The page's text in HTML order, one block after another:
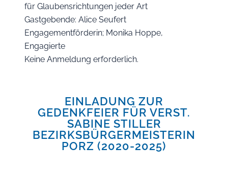
für Glaubensrichtungen jeder Art
Gastgebende: Alice Seufert
Engagementförderin; Monika Hoppe,
Engagierte
Keine Anmeldung erforderlich.
EINLADUNG ZUR
GEDENKFEIER FÜR VERST.
SABINE STILLER
BEZIRKSBÜRGERMEISTERIN
PORZ (2020-2025)